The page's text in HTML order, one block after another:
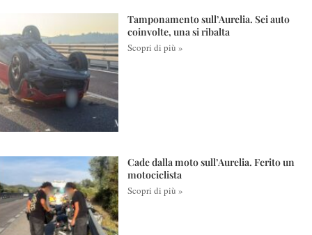
Tamponamento sull’Aurelia. Sei auto
coinvolte, una si ribalta
Scopri di più »
Cade dalla moto sull’Aurelia. Ferito un
motociclista
Scopri di più »